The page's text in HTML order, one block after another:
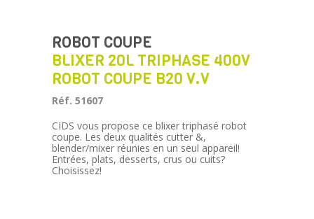
ROBOT COUPE
BLIXER 20L TRIPHASE 400V
ROBOT COUPE B20 V.V
Réf. 51607
CIDS vous propose ce blixer triphasé robot
coupe. Les deux qualités cutter &,
blender/mixer réunies en un seul appareil!
Entrées, plats, desserts, crus ou cuits?
Choisissez!